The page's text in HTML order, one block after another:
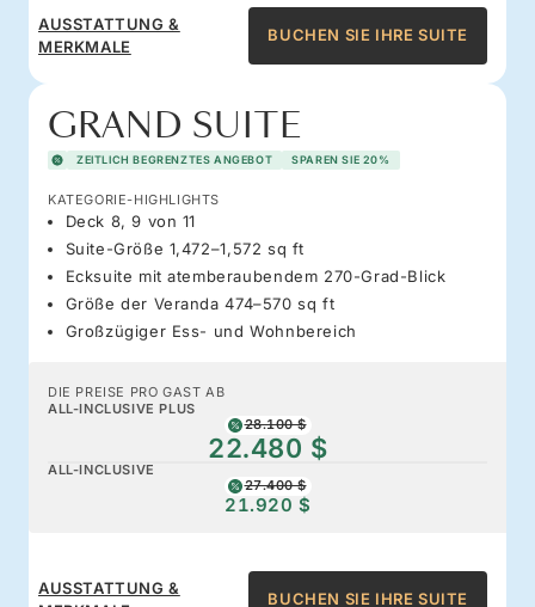
AUSSTATTUNG &
MERKMALE
BUCHEN SIE IHRE SUITE
GRAND SUITE
ZEITLICH BEGRENZTES ANGEBOT SPAREN SIE 20%
KATEGORIE-HIGHLIGHTS
Deck 8, 9 von 11
Suite-Größe 1,472–1,572 sq ft
Ecksuite mit atemberaubendem 270-Grad-Blick
Größe der Veranda 474–570 sq ft
Großzügiger Ess- und Wohnbereich
DIE PREISE PRO GAST AB
ALL-INCLUSIVE PLUS
28.100 $
22.480 $
ALL-INCLUSIVE
27.400 $
21.920 $
AUSSTATTUNG &
BUCHEN SIE IHRE SUITE